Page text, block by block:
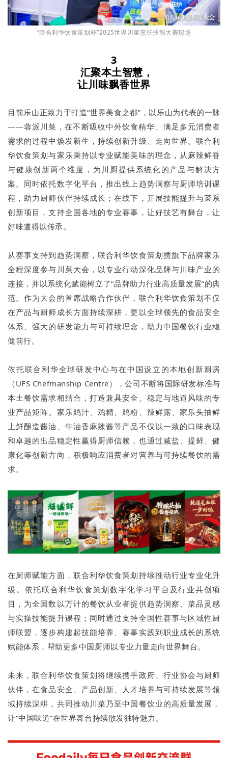
“联合利华饮食策划杯”2025世界川菜烹饪技能大赛现场
3
汇聚本土智慧，
让川味飘香世界
目前乐山正致力于打造“世界美食之都”，以乐山为代表的一脉
——蓉派川菜，在不断吸收中外饮食精华、满足多元消费者
需求的过程中焕发新生，持续创新升级、走向世界。联合利
华饮食策划与家乐秉持以专业赋能美味的理念，从麻辣鲜香
与健康创新两个维度，为川厨提供系统化的产品与解决方
案。同时依托数字化平台，推出线上趋势洞察与厨师培训课
程，助力厨师伙伴持续成长；在线下，开展技能提升与菜系
创新项目，支持全国各地的专业赛事，让好技艺有舞台，让
好味道得以传承。
从赛事支持到趋势洞察，联合利华饮食策划携旗下品牌家乐
全程深度参与川菜大会，以专业行动深化品牌与川味产业的
连接，并以系统化赋能树立了“品牌助力行业高质量发展”的典
范。作为大会的首席战略合作伙伴，联合利华饮食策划不仅
在产品与厨师成长方面持续深耕，更以全球领先的食品安全
体系、强大的研发能力与可持续理念，助力中国餐饮行业稳
健前行。
依托联合利华全球研发中心与在中国设立的本地创新厨房
（UFS Chefmanship Centre），公司不断将国际研发标准与
本土餐饮需求相结合，打造兼具安全、稳定与地道风味的专
业产品矩阵。家乐鸡汁、鸡精、鸡粉、辣鲜露、家乐头抽鲜
上鲜酿造酱油、牛油香麻辣酱等产品不仅以一致的口味表现
和卓越的出品稳定性赢得厨师信赖，也通过减盐、提鲜、健
康化等创新方向，积极响应消费者对营养与可持续餐饮的需
求。
在厨师赋能方面，联合利华饮食策划持续推动行业专业化升
级。依托联合利华饮食策划数字化学习平台及行业共创项
目，为全国数以万计的餐饮从业者提供趋势洞察、菜品灵感
与实操技能提升课程；同时通过支持全国性赛事与区域性厨
师联盟，逐步构建起技能培养、赛事实践到职业成长的系统
赋能体系，帮助更多中国厨师以专业力量走向世界舞台。
未来，联合利华饮食策划将继续携手政府、行业协会与厨师
伙伴，在食品安全、产品创新、人才培养与可持续发展等领
域持续深耕，共同推动川菜乃至中国餐饮业的高质量发展，
让“中国味道”在世界舞台持续散发独特魅力。